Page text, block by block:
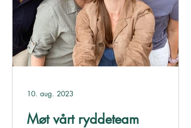
Møt vårt ryddeteam
10. aug. 2023